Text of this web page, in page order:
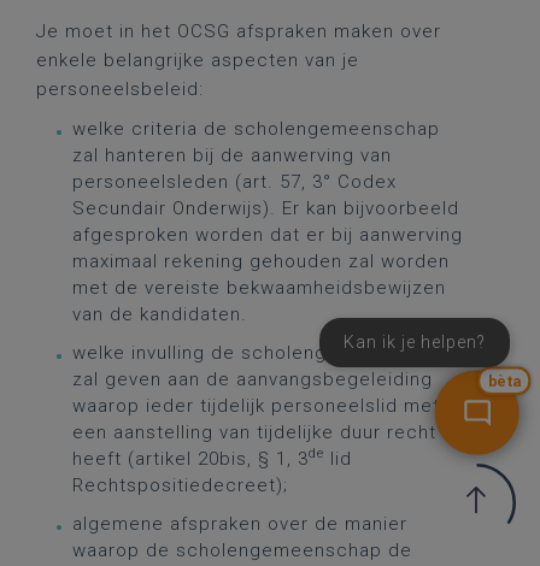
Je moet in het OCSG afspraken maken over
enkele belangrijke aspecten van je
personeelsbeleid:
welke criteria de scholengemeenschap
zal hanteren bij de aanwerving van
personeelsleden (art. 57, 3° Codex
Secundair Onderwijs). Er kan bijvoorbeeld
afgesproken worden dat er bij aanwerving
maximaal rekening gehouden zal worden
met de vereiste bekwaamheidsbewijzen
van de kandidaten.
welke invulling de scholengemeenschap
zal geven aan de aanvangsbegeleiding
waarop ieder tijdelijk personeelslid met
een aanstelling van tijdelijke duur recht
heeft (artikel 20bis, § 1, 3de lid
Rechtspositiedecreet);
algemene afspraken over de manier
waarop de scholengemeenschap de
bèta
Kan ik je helpen?